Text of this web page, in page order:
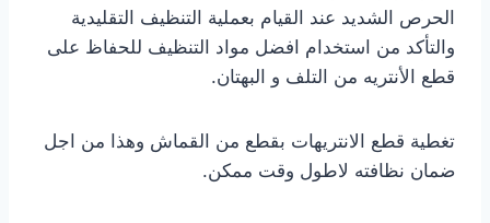
الحرص الشديد عند القيام بعملية التنظيف التقليدية
والتأكد من استخدام افضل مواد التنظيف للحفاظ على
قطع الأنتريه من التلف و البهتان.
تغطية قطع الانتريهات بقطع من القماش وهذا من اجل
ضمان نظافته لاطول وقت ممكن.